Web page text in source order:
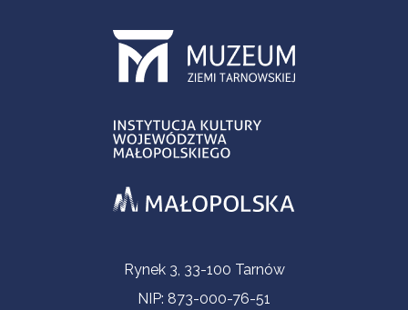
Informacje kontaktoweRynek 3, 33-100 Tarnów
NIP: 873-000-76-51